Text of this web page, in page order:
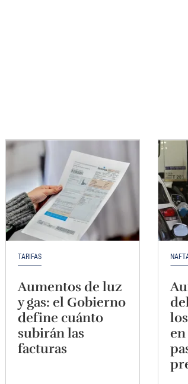
TARIFAS
Aumentos de luz
y gas: el Gobierno
define cuánto
subirán las
facturas
en